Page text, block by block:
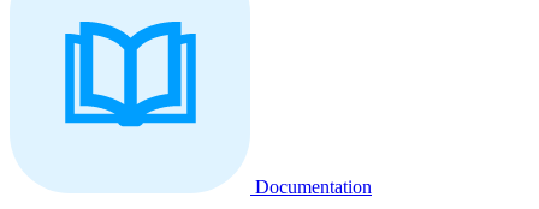
Documentation